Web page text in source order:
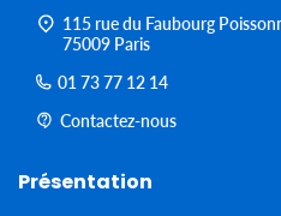
115 rue du Faubourg
75009 Paris
01 73 77 12 14
Contactez-nous
Présentation